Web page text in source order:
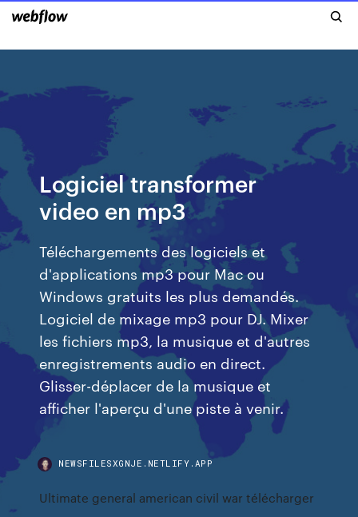
Logiciel transformer
video en mp3
Téléchargements des logiciels et
d'applications mp3 pour Mac ou
Windows gratuits les plus demandés.
Logiciel de mixage mp3 pour DJ. Mixer
les fichiers mp3, la musique et d'autres
enregistrements audio en direct.
Glisser-déplacer de la musique et
afficher l'aperçu d'une piste à venir.
NEWSFILESXGNJE.NETLIFY.APP
Ultimate general american civil war télécharger